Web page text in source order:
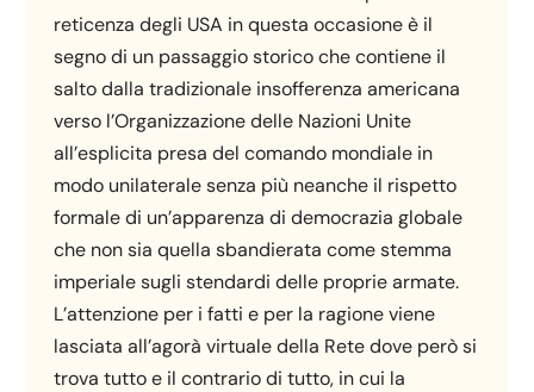
reticenza degli USA in questa occasione è il
segno di un passaggio storico che contiene il
salto dalla tradizionale insofferenza americana
verso l’Organizzazione delle Nazioni Unite
all’esplicita presa del comando mondiale in
modo unilaterale senza più neanche il rispetto
formale di un’apparenza di democrazia globale
che non sia quella sbandierata come stemma
imperiale sugli stendardi delle proprie armate.
L’attenzione per i fatti e per la ragione viene
lasciata all’agorà virtuale della Rete dove però si
trova tutto e il contrario di tutto, in cui la